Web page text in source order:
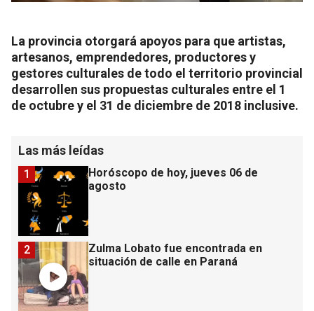
La provincia otorgará apoyos para que artistas,
artesanos, emprendedores, productores y
gestores culturales de todo el territorio provincial
desarrollen sus propuestas culturales entre el 1
de octubre y el 31 de diciembre de 2018 inclusive.
Las más leídas
Horóscopo de hoy, jueves 06 de
agosto
1
Zulma Lobato fue encontrada en
situación de calle en Paraná
2